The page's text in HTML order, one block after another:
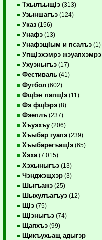
ТхылъыщIэ (313)
Узыншагъэ (124)
Указ (156)
Унафэ (13)
УнафэщIым и псалъэ (1)
УпщIэхэмрэ жэуапхэмрэ
Ухуэныгъэ (17)
Фестиваль (41)
Футбол (602)
ФщIэн папщIэ (11)
Фэ фщIэрэ (8)
Фэеплъ (237)
Хъуэхъу (206)
Хъыбар гуапэ (239)
ХъыбарегъащIэ (65)
Хэха (7 015)
Хэхыныгъэ (13)
Чэнджэщхэр (3)
Шыгъажэ (25)
Шыхулъагъуэ (12)
ЩIэ (75)
ЩIэныгъэ (74)
Щапхъэ (99)
Щикъухьащ адыгэр